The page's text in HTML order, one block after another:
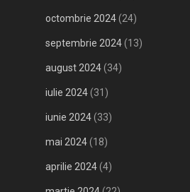
octombrie 2024(24)
septembrie 2024(13)
august 2024(34)
iulie 2024(31)
iunie 2024(33)
mai 2024(18)
aprilie 2024(4)